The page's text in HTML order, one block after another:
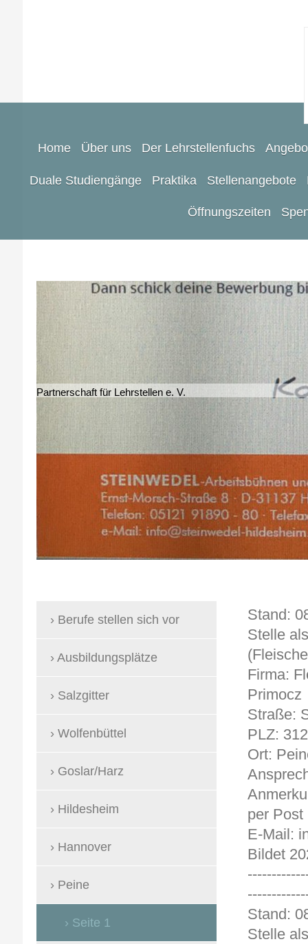
Home Über uns Der Lehrstellenfuchs
Duale Studiengänge Praktika Stellenangebote
Öffnungszeiten
Partnerschaft für Lehrstellen e. V.
Stelle
Firma:
Primocz
Straße:
PLZ:
Ort:
per Post
E-Mail:
Bildet
Stelle
Berufe stellen sich vor
Ausbildungsplätze
Salzgitter
Wolfenbüttel
Goslar/Harz
Hildesheim
Hannover
Peine
Seite 1